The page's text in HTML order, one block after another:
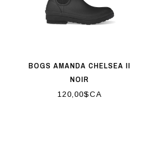
BOGS AMANDA CHELSEA II
NOIR
120,00$CA